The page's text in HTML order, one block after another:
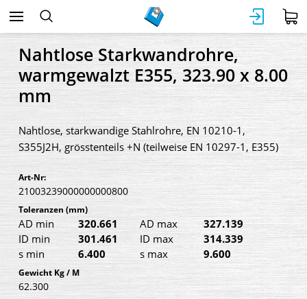
Nahtlose Starkwandrohre,
warmgewalzt E355, 323.90 x 8.00
mm
Nahtlose, starkwandige Stahlrohre, EN 10210-1,
S355J2H, grösstenteils +N (teilweise EN 10297-1, E355)
Art-Nr:
21003239000000000800
Toleranzen (mm)
AD min 320.661 AD max
327.139
ID min
301.461 ID max
314.339
s min
6.400 s max 9.600
Gewicht Kg / M
62.300